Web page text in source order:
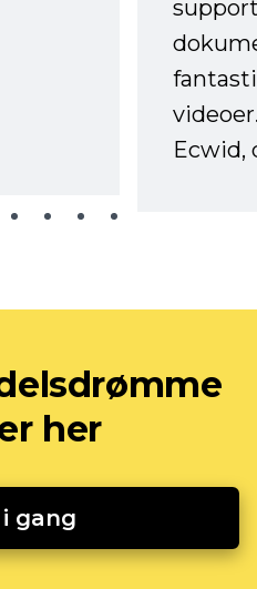
Ecwid,
her
gang